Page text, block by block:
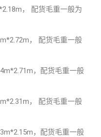
， 配货毛重一般为
， 配货毛重一般
，配货毛重一般
， 配货毛重一般
，配货毛重一般